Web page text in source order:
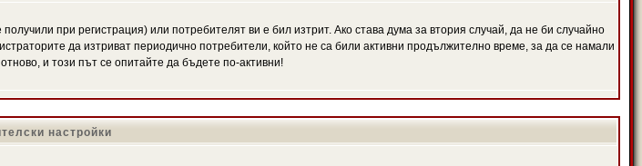
при регистрация) или потребителят ви е бил изтрит. Ако става дума за втория случай, да не би случайно
да изтриват периодично потребители, който не са били активни продължително време, за да се намали
и този път се опитайте да бъдете по-активни!
настройки